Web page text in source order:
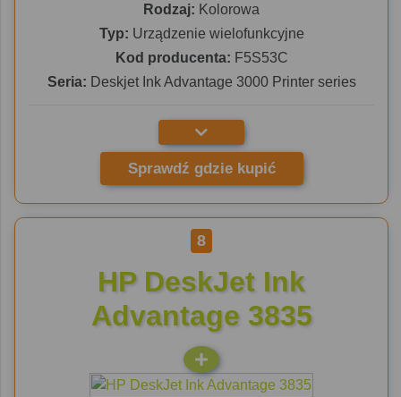
Rodzaj: Kolorowa
Typ: Urządzenie wielofunkcyjne
Kod producenta: F5S53C
Seria: Deskjet Ink Advantage 3000 Printer series
Sprawdź gdzie kupić
8
HP DeskJet Ink
Advantage 3835